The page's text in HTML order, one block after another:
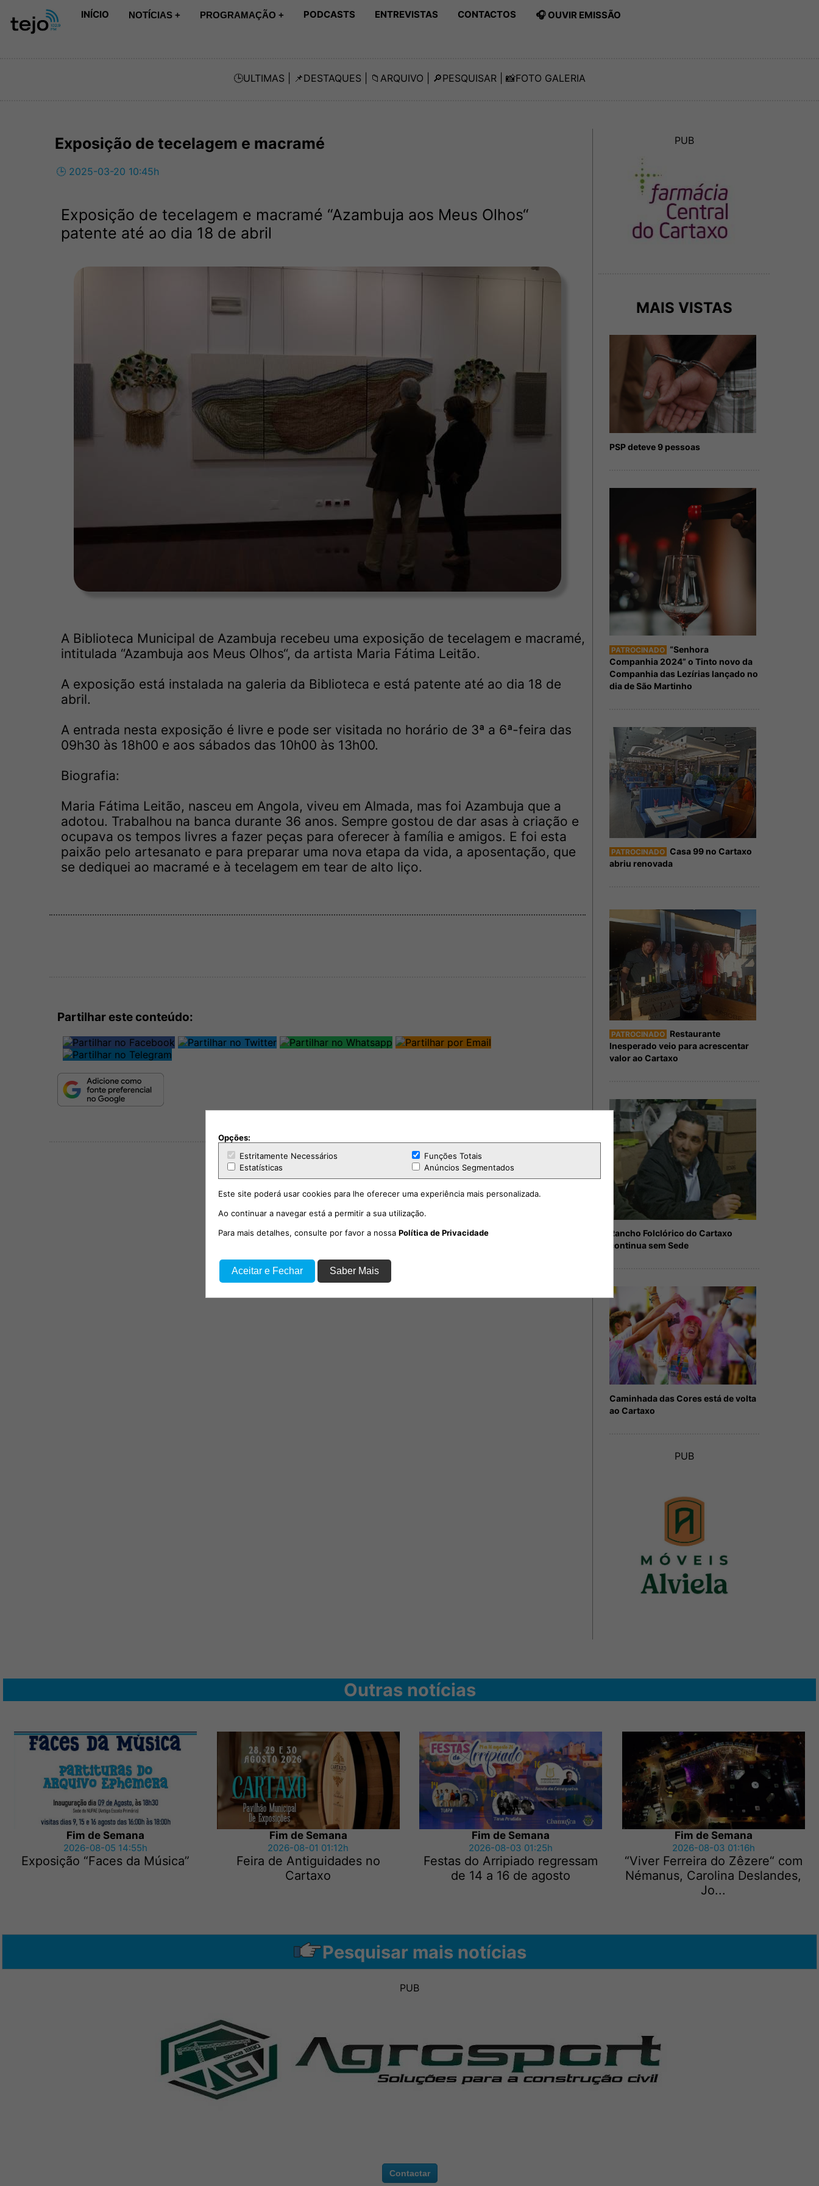
INÍCIO NOTÍCIAS + PROGRAMAÇÃO + PODCASTS ENTREVISTAS CONTACTOS 🎧 OUVIR EMISSÃO
🕒ULTIMAS | 📌DESTAQUES | 📁 ARQUIVO | 🔎PESQUISAR | 📸FOTO GALERIA
Exposição de tecelagem e macramé
🕒 2025-03-20 10:45h
Exposição de tecelagem e macramé “Azambuja aos Meus Olhos“
patente até ao dia 18 de abril
A Biblioteca Municipal de Azambuja recebeu uma exposição de tecelagem e macramé,
intitulada “Azambuja aos Meus Olhos“, da artista Maria Fátima Leitão.
A exposição está instalada na galeria da Biblioteca e está patente até ao dia 18 de
abril.
A entrada nesta exposição é livre e pode ser visitada no horário de 3ª a 6ª-feira das
09h30 às 18h00 e aos sábados das 10h00 às 13h00.
Biografia:
Maria Fátima Leitão, nasceu em Angola, viveu em Almada, mas foi Azambuja que a
adotou. Trabalhou na banca durante 36 anos. Sempre gostou de dar asas à criação e
ocupava os tempos livres a fazer peças para oferecer à família e amigos. E foi esta
paixão pelo artesanato e para preparar uma nova etapa da vida, a aposentação, que
se dediquei ao macramé e à tecelagem em tear de alto liço.
Partilhar este conteúdo:
PUB
MAIS VISTAS
PSP deteve 9 pessoas
PATROCINADO “Senhora
Companhia 2024” o Tinto novo da
Companhia das Lezírias lançado no
dia de São Martinho
PATROCINADO Casa 99 no Cartaxo
abriu renovada
PATROCINADO Restaurante
Inesperado veio para acrescentar
valor ao Cartaxo
Rancho Folclórico do Cartaxo
continua sem Sede
Caminhada das Cores está de volta
ao Cartaxo
PUB
Outras notícias
Fim de Semana
2026-08-05 14:55h
Exposição “Faces da Música”
Fim de Semana
2026-08-01 01:12h
Feira de Antiguidades no
Cartaxo
Fim de Semana
2026-08-03 01:25h
Festas do Arripiado regressam
de 14 a 16 de agosto
Fim de Semana
2026-08-03 01:16h
“Viver Ferreira do Zêzere“ com
Némanus, Carolina Deslandes,
Jo...
Pesquisar mais notícias
PUB
Contactar
Opções:
Estritamente Necessários
Funções Totais
Estatísticas
Anúncios Segmentados
Este site poderá usar cookies para lhe oferecer uma experiência mais personalizada.
Ao continuar a navegar está a permitir a sua utilização.
Para mais detalhes, consulte por favor a nossa Política de Privacidade
Aceitar e Fechar Saber Mais